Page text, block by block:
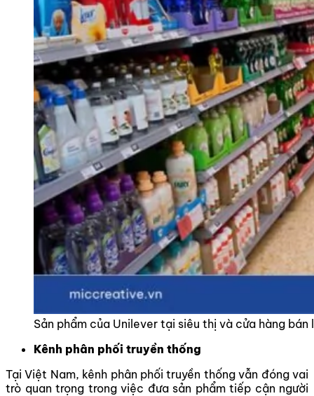
Sản phẩm của Unilever tại siêu thị và cửa hàng bán
Kênh phân phối truyền thống
Tại Việt Nam, kênh phân phối truyền thống vẫn đóng vai
trò quan trọng trong việc đưa sản phẩm tiếp cận người